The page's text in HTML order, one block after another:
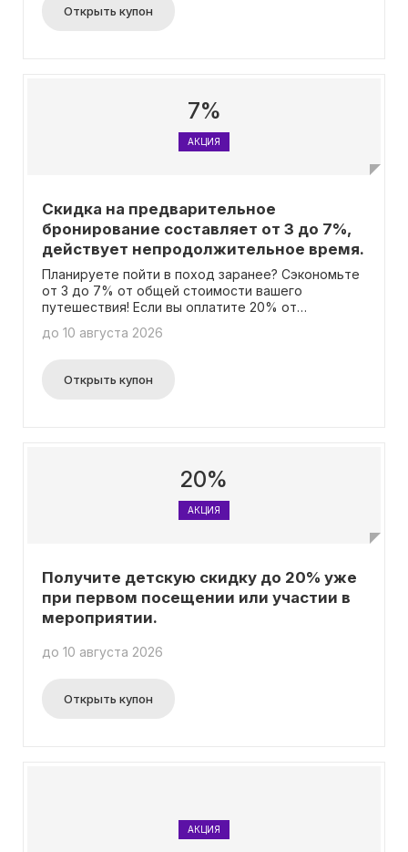
второй поход, первый поход должен иметь
продолжительность не менее 5 дней.
Бронирование, Корпоративная скидка, Детская
скидка или Скидка за собственное снаряжение.
Однако, общая скидка не может превышать 3000
Открыть купон
7%
АКЦИЯ
Скидка на предварительное
бронирование составляет от 3 до 7%,
действует непродолжительное время.
Планируете пойти в поход заранее? Сэкономьте
от 3 до 7% от общей стоимости вашего
путешествия! Если вы оплатите 20% от
дополнительную скидку до 1500 рублей. Скидка
суммироваться с другими скидками, которые вы
можете иметь по Клубной карте, детскими
до 10 августа 2026
Открыть купон
20%
АКЦИЯ
Получите детскую скидку до 20% уже
при первом посещении или участии в
мероприятии.
до 10 августа 2026
Открыть купон
АКЦИЯ